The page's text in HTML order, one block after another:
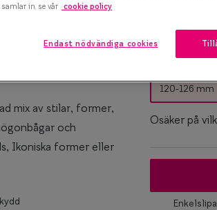
120-126 mm
Osäker på
mix av stilar, former,
och
Ikoniska former eller
in, se vår cookie policy
Endast nödvändiga cookies